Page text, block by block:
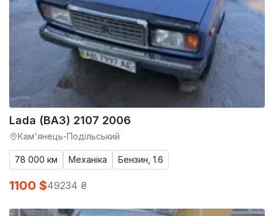
Lada (ВАЗ) 2107 2006
Кам'янець-Подільський
78 000 км Механіка Бензин, 1.6
1100 $49234 ₴